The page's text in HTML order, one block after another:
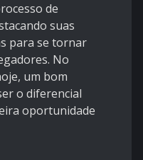
de
suas
para se tornar
No
um bom
o diferencial
oportunidade